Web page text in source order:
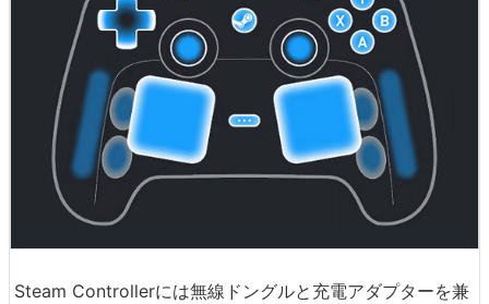
Steam Controllerには無線ドングルと充電アダプターを兼